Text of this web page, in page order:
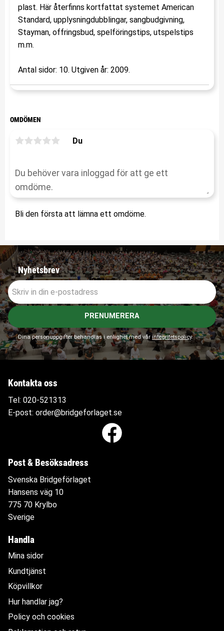
plast. Här återfinns kortfattat systemet American
Standard, upplysningdubblingar, sangbudgivning,
Stayman, offringsbud, spelföringstips, utspelstips
m.m.
Antal sidor: 10. Utgiven år: 2009.
OMDÖMEN
Du
Bli den första att lämna ett omdöme.
Nyhetsbrev
PRENUMERERA
Dina personuppgifter behandlas i enlighet med vår integritetspolicy.
Kontakta oss
Tel: 020-521313
E-post: order@bridgeforlaget.se
Post & Besöksadress
Svenska Bridgeförlaget
Hansens väg 10
775 70 Krylbo
Sverige
Handla
Mina sidor
Kundtjänst
Köpvillkor
Hur handlar jag?
Policy och cookies